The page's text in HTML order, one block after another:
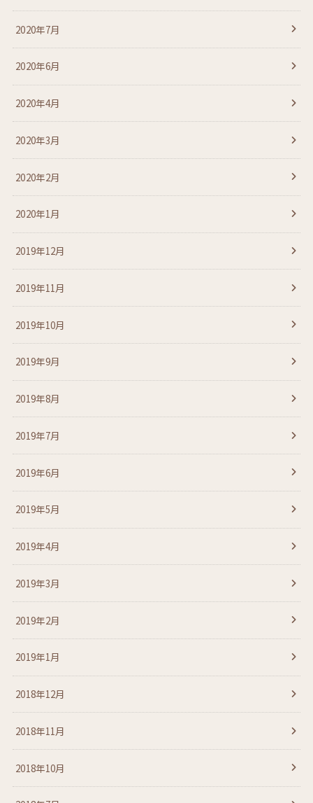
2020年7月
2020年6月
2020年4月
2020年3月
2020年2月
2020年1月
2019年12月
2019年11月
2019年10月
2019年9月
2019年8月
2019年7月
2019年6月
2019年5月
2019年4月
2019年3月
2019年2月
2019年1月
2018年12月
2018年11月
2018年10月